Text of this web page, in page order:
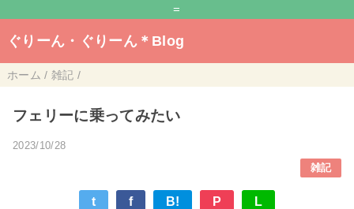
=
ぐりーん・ぐりーん＊Blog
ホーム / 雑記 /
フェリーに乗ってみたい
2023/10/28
雑記
t f B! P L